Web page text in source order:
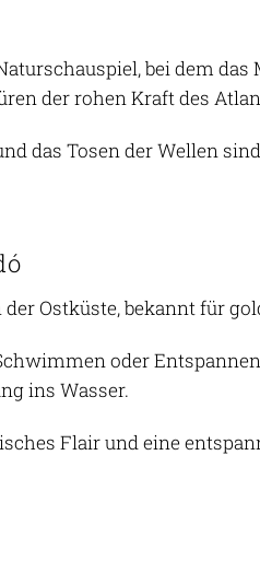
bei dem
der rohen Kraft des
das Tosen der Wellen
Ostküste, bekannt für
oder
ins Wasser.
Flair und eine